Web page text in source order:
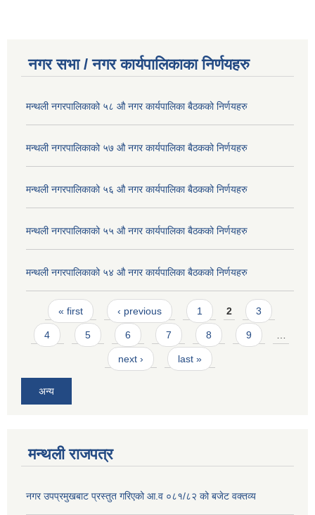
नगर सभा / नगर कार्यपालिकाका निर्णयहरु
मन्थली नगरपालिकाको ५८ औ नगर कार्यपालिका बैठकको निर्णयहरु
मन्थली नगरपालिकाको ५७ औ नगर कार्यपालिका बैठकको निर्णयहरु
मन्थली नगरपालिकाको ५६ औ नगर कार्यपालिका बैठकको निर्णयहरु
मन्थली नगरपालिकाको ५५ औ नगर कार्यपालिका बैठकको निर्णयहरु
मन्थली नगरपालिकाको ५४ औ नगर कार्यपालिका बैठकको निर्णयहरु
Pages
« first ‹ previous 1 2 3
4 5 6 7 8 9
next › last »
अन्य
मन्थली राजपत्र
नगर उपप्रमुखबाट प्रस्तुत गरिएको आ.व ०८१/८२ को बजेट वक्तव्य